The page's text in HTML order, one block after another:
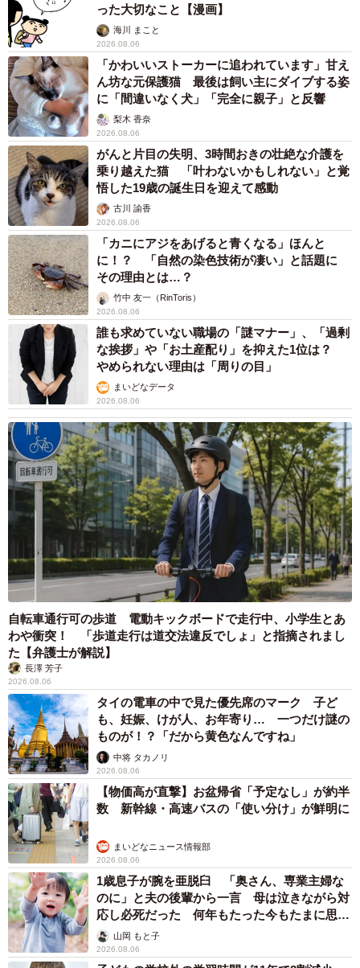
った大切なこと【漫画】
海川 まこと
2026.08.06
「かわいいストーカーに追われています」甘え
ん坊な元保護猫 最後は飼い主にダイブする姿
に「間違いなく犬」「完全に親子」と反響
梨木 香奈
2026.08.06
がんと片目の失明、3時間おきの壮絶な介護を
乗り越えた猫 「叶わないかもしれない」と覚
悟した19歳の誕生日を迎えて感動
古川 諭香
2026.08.06
「カニにアジをあげると青くなる」ほんと
に！？ 「自然の染色技術が凄い」と話題に
その理由とは…？
竹中 友一（RinToris）
2026.08.06
誰も求めていない職場の「謎マナー」、「過剰
な挨拶」や「お土産配り」を抑えた1位は？
やめられない理由は「周りの目」
まいどなデータ
2026.08.06
自転車通行可の歩道 電動キックボードで走行中、小学生とあ
わや衝突！ 「歩道走行は道交法違反でしょ」と指摘されまし
た【弁護士が解説】
長澤 芳子
2026.08.06
タイの電車の中で見た優先席のマーク 子ど
も、妊娠、けが人、お年寄り… 一つだけ謎の
ものが！？「だから黄色なんですね」
中将 タカノリ
2026.08.06
【物価高が直撃】お盆帰省「予定なし」が約半
数 新幹線・高速バスの「使い分け」が鮮明に
まいどなニュース情報部
2026.08.06
1歳息子が腕を亜脱臼 「奥さん、専業主婦な
のに」と夫の後輩から一言 母は泣きながら対
応し必死だった 何年もたった今もたまに思い
出し…山岡 もと子
2026.08.06